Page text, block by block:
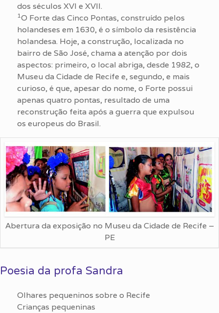
dos séculos XVI e XVII.
1 O Forte das Cinco Pontas, construído pelos
holandeses em 1630, é o símbolo da resistência
holandesa. Hoje, a construção, localizada no
bairro de São José, chama a atenção por dois
aspectos: primeiro, o local abriga, desde 1982, o
Museu da Cidade de Recife e, segundo, e mais
curioso, é que, apesar do nome, o Forte possui
apenas quatro pontas, resultado de uma
reconstrução feita após a guerra que expulsou
os europeus do Brasil.
Abertura da exposição no Museu da Cidade de Recife –
PE
Poesia da profa Sandra
Olhares pequeninos sobre o Recife
Crianças pequeninas